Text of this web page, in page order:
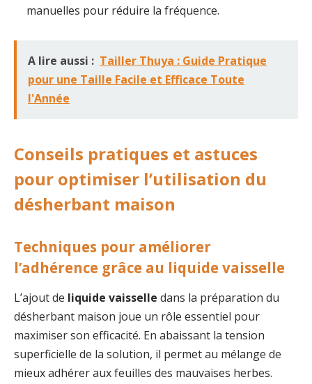
manuelles pour réduire la fréquence.
A lire aussi : Tailler Thuya : Guide Pratique
pour une Taille Facile et Efficace Toute
l'Année
Conseils pratiques et astuces
pour optimiser l’utilisation du
désherbant maison
Techniques pour améliorer
l’adhérence grâce au liquide vaisselle
L’ajout de liquide vaisselle dans la préparation du
désherbant maison joue un rôle essentiel pour
maximiser son efficacité. En abaissant la tension
superficielle de la solution, il permet au mélange de
mieux adhérer aux feuilles des mauvaises herbes.